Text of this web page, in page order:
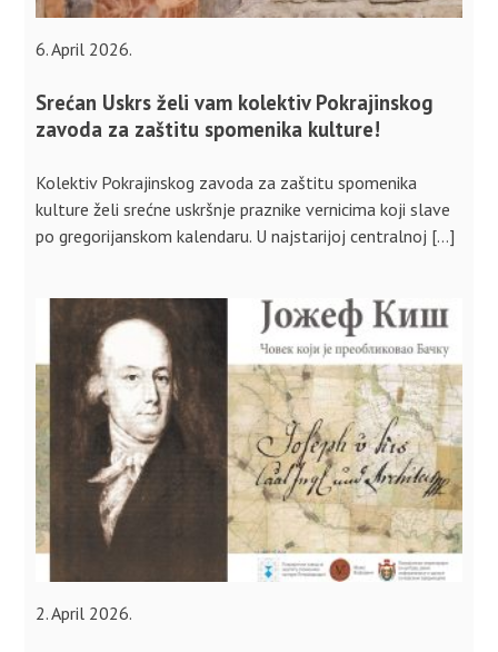
6. April 2026.
Srećan Uskrs želi vam kolektiv Pokrajinskog
zavoda za zaštitu spomenika kulture!
Kolektiv Pokrajinskog zavoda za zaštitu spomenika
kulture želi srećne uskršnje praznike vernicima koji slave
po gregorijanskom kalendaru. U najstarijoj centralnoj […]
2. April 2026.